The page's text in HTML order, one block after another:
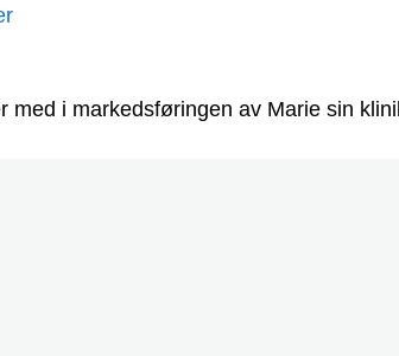
med i markedsføringen av Marie sin